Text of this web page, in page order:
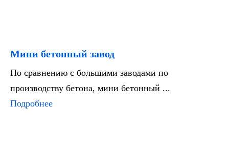
Мини бетонный завод
По сравнению с большими заводами по
производству бетона, мини бетонный ...
Подробнее